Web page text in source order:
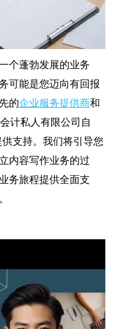
个蓬勃发展的业务
可能是您迈向有回报
的企业服务提供商和
会计私人有限公司自
支持。我们将引导您
内容写作业务的过
务旅程提供全面支